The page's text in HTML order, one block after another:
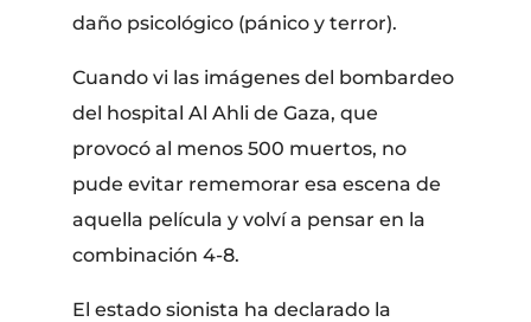
daño psicológico (pánico y terror).
Cuando vi las imágenes del bombardeo
del hospital Al Ahli de Gaza, que
provocó al menos 500 muertos, no
pude evitar rememorar esa escena de
aquella película y volví a pensar en la
combinación 4-8.
El estado sionista ha declarado la